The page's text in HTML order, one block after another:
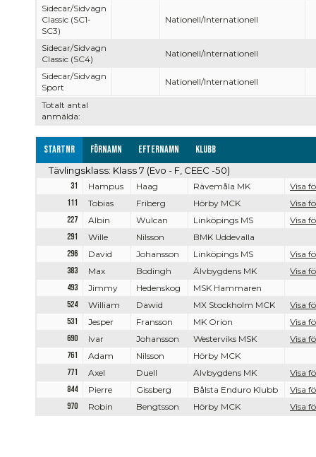
Totalt antal
anmälda:
Sidecar/Sidvagn
Classic (SC1-
SC3)
Nationell/Internationell
Sidecar/Sidvagn
Classic (SC4)
Nationell/Internationell
Sidecar/Sidvagn
Sport
Nationell/Internationell
Startnr Förnamn Efternamn Klubb
Tävlingsklass: Klass 7 (Evo - F, CEEC -50)
31 Hampus Haag Rävemåla MK
Visa
111
Tobias Friberg Hörby MCK
Visa
227
Albin Wulcan Linköpings MS
Visa
291
Wille Nilsson
BMK Uddevalla
296
David Johansson Linköpings MS
Visa
383
Max Bodingh Älvbygdens MK
Visa
493
Jimmy Hedenskog
MSK Hammaren
524
William Dawid MX Stockholm MCK
Visa
531
Jesper Fransson MK Orion
Visa
690
Ivar Johansson Westerviks MSK
Visa
761
Adam Nilsson
Hörby MCK
771
Axel Duell Älvbygdens MK
Visa
844
Pierre Gissberg Bålsta Enduro Klubb
Visa
970
Robin Bengtsson Hörby MCK Visa